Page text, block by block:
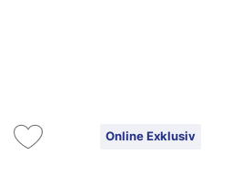
Online Exklusiv